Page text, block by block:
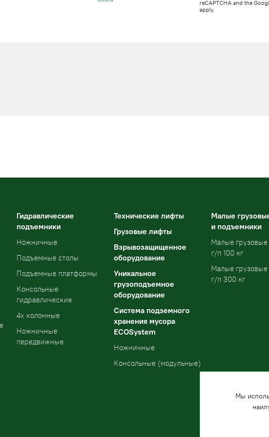
reCAPTCHA and the
apply.
Гидравлические
подъемники
Ножничные
Подъемные столы
Подъемные платформы
Консольные
гидравлические
4х колонные
Ножничные
передвижные
Технические лифты
Грузовые лифты
Взрывозащищенное
оборудование
Уникальное
грузоподъемное
оборудование
Система подземного
хранения мусора
ECOSystem
Ножничные
Консольные (модульные)
Малые
и подъемники
Малые
г/п 100 кг
Малые
г/п 300 кг
Мы